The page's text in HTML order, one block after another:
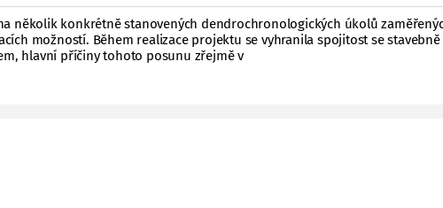
několik konkrétně stanovených dendrochronologických úkolů
možností. Během realizace projektu se vyhranila spojitost se stavebně
hlavní příčiny tohoto posunu zřejmě v